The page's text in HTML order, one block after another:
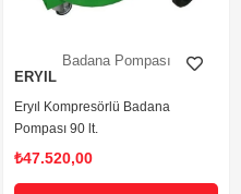
Badana Pompası
ERYIL
Eryıl Kompresörlü Badana
Pompası 90 lt.
₺47.520,00